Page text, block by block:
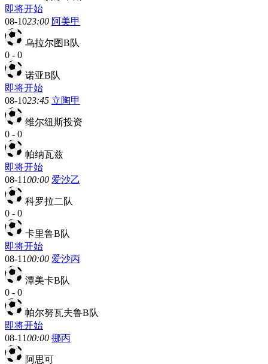
即将开始
08-1023:00 阿美甲
乌拉尔图B队
0 - 0
诺亚B队
即将开始
08-1023:45 立陶甲
维尔纽斯投资
0 - 0
帕纳瓦兹
即将开始
08-1100:00 爱沙乙
科罗拉二队
0 - 0
卡里鲁B队
即将开始
08-1100:00 爱沙丙
潭美卡B队
0 - 0
帕尔努瓦夫鲁B队
即将开始
08-1100:00 挪丙
阿思可